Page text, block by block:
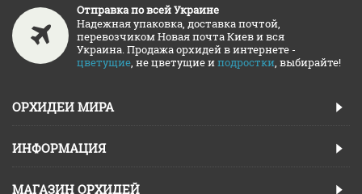
Отправка по всей Украине
Надежная упаковка, доставка почтой,
перевозчиком Новая почта Киев и вся
Украина. Продажа орхидей в интернете -
цветущие, не цветущие иподростки, выбирайте!
ОРХИДЕИ МИРА
ИНФОРМАЦИЯ
МАГАЗИН ОРХИДЕЙ